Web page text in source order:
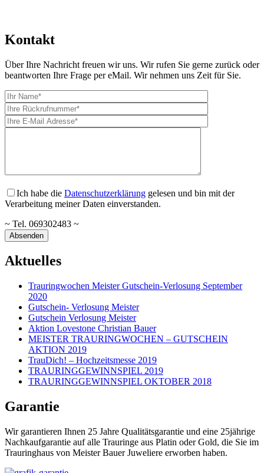
Kontakt
Über Ihre Nachricht freuen wir uns. Wir rufen Sie gerne zurück oder
beantworten Ihre Frage per eMail. Wir nehmen uns Zeit für Sie.
Ich habe die Datenschutzerklärung gelesen und bin mit der
Verarbeitung meiner Daten einverstanden.
~ Tel. 069302483 ~
Aktuelles
Trauringwochen Meister Gutschein-Verlosung September
2020
Gutschein- Verlosung Meister
Gutschein Verlosung Meister
Aktion Lovestone Christian Bauer
MEISTER TRAURINGWOCHEN – GUTSCHEIN
AKTION 2019
TrauDich! – Hochzeitsmesse 2019
TRAURINGGEWINNSPIEL 2019
TRAURINGGEWINNSPIEL OKTOBER 2018
Garantie
Wir garantieren Ihnen 25 Jahre Qualitätsgarantie und eine 25jährige
Nachkaufgarantie auf alle Trauringe aus Platin oder Gold, die Sie im
Trauringhaus von Meister Bauer Juweliere erworben haben.